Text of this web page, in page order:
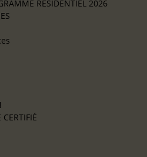
RÉSIDENTIEL 2026